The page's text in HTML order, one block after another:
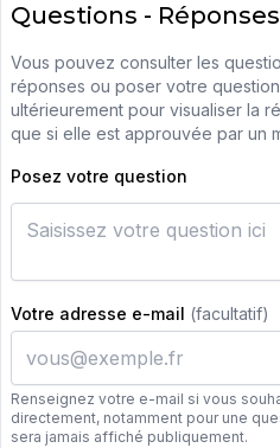
Questions - Réponses
Vous pouvez consulter les
réponses ou poser votre
ultérieurement pour visualiser la
que si elle est approuvée par un
Posez votre question
Votre adresse e-mail (facultatif)
Renseignez votre e-mail si vous
directement, notamment pour une
sera jamais affiché publiquement.